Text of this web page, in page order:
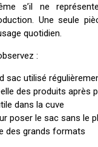
s’il ne
Une seule
quotidien.
:
sac utilisé
des produits après
dans la cuve
poser le sac sans le
des grands formats